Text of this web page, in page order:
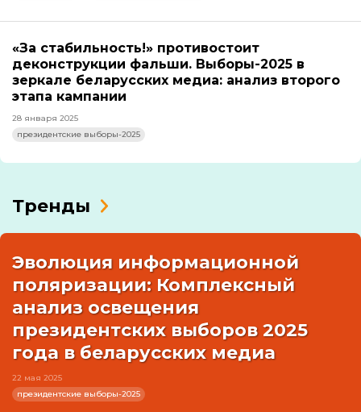
«За стабильность!» противостоит
деконструкции фальши. Выборы-2025 в
зеркале беларусских медиа: анализ второго
этапа кампании
28 января 2025
президентские выборы-2025
Тренды
Эволюция информационной
поляризации: Комплексный
анализ освещения
президентских выборов 2025
года в беларусских медиа
22 мая 2025
президентские выборы-2025